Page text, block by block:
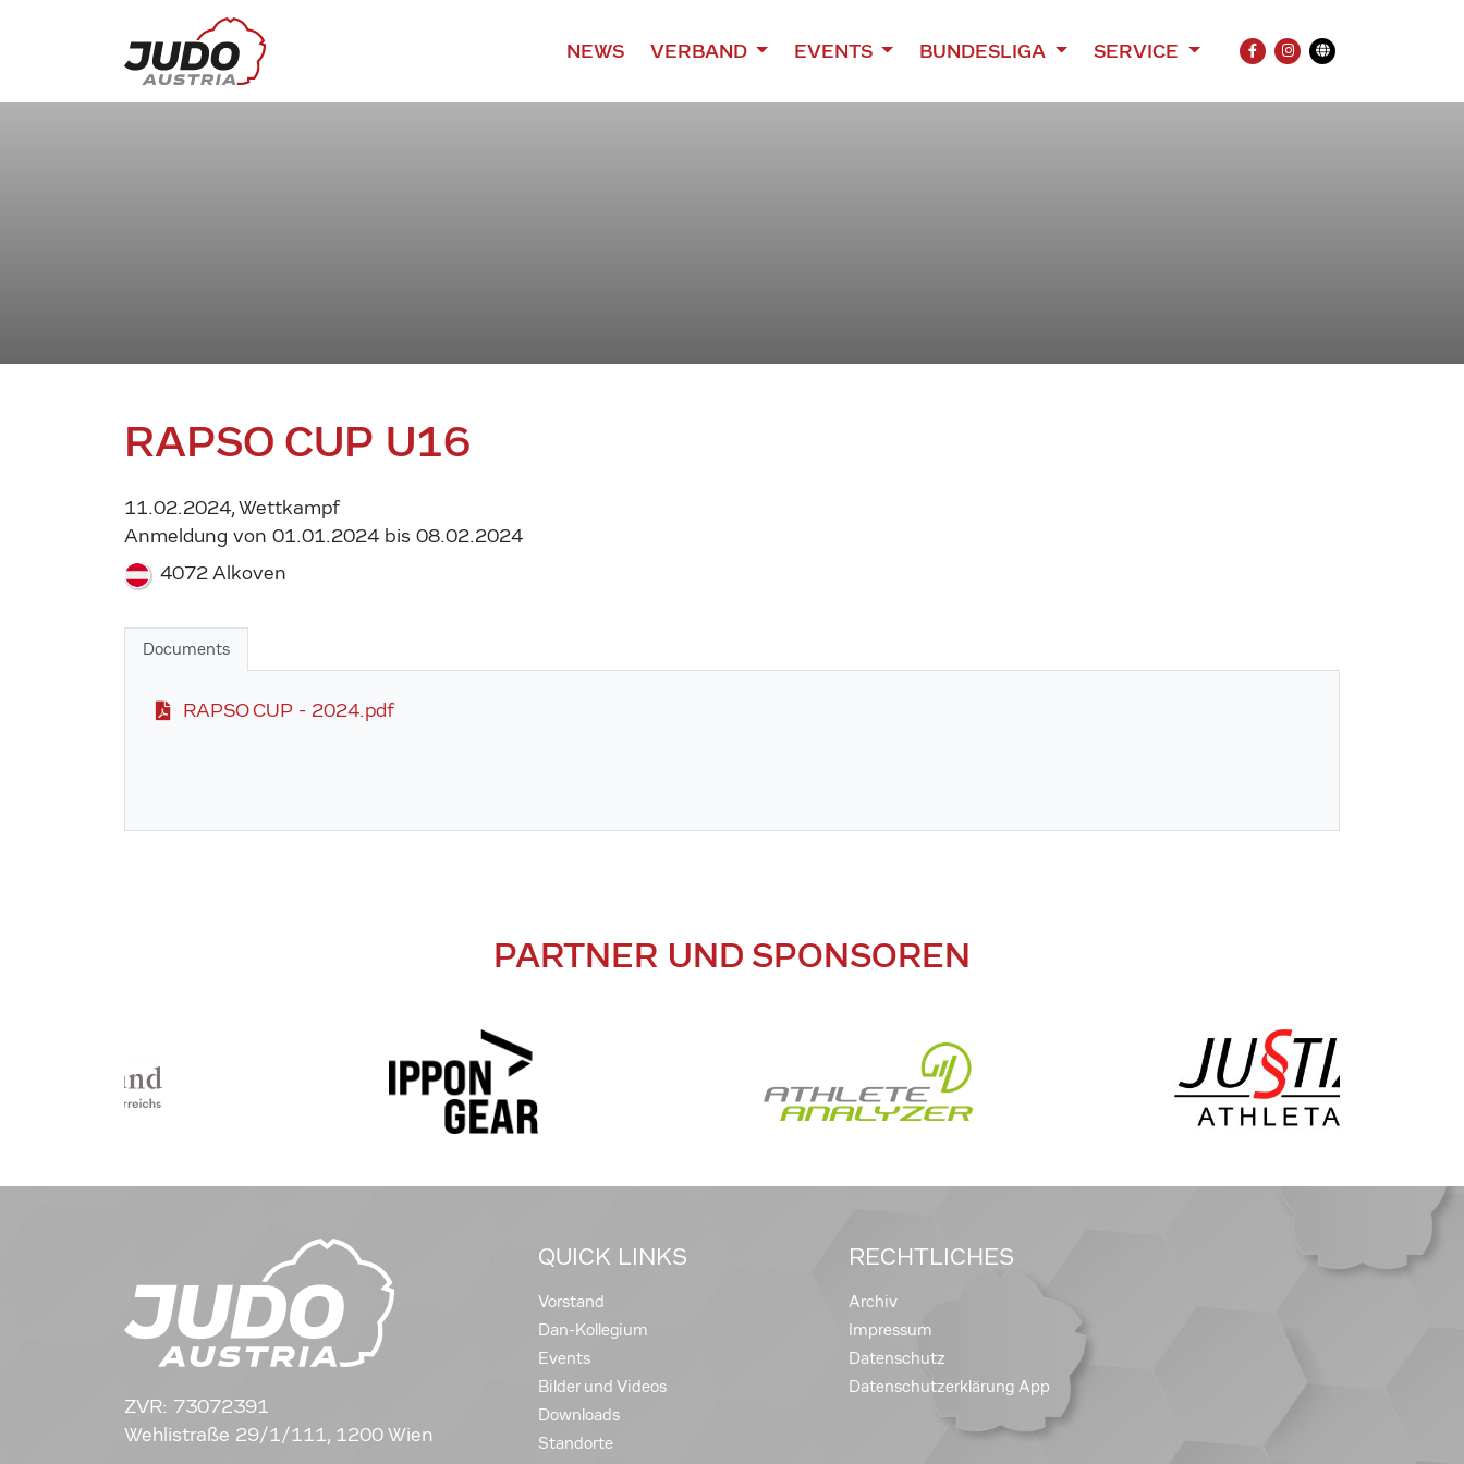
NEWS VERBAND EVENTS BUNDESLIGA SERVICE
FACEBOOK
INSTAGRAM
Übersetzung
RAPSO CUP U16
11.02.2024, Wettkampf
Anmeldung von 01.01.2024 bis 08.02.2024
4072 Alkoven
Documents
RAPSO CUP - 2024.pdf
PARTNER UND SPONSOREN
ZVR: 73072391
Wehlistraße 29/1/111, 1200 Wien
QUICK LINKS
Vorstand
Dan-Kollegium
Events
Bilder und Videos
Downloads
Standorte
RECHTLICHES
Archiv
Impressum
Datenschutz
Datenschutzerklärung App